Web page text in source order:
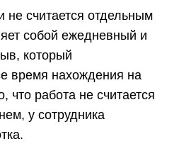
считается отдельным
собой ежедневный и
который
время нахождения на
что работа не считается
у сотрудника